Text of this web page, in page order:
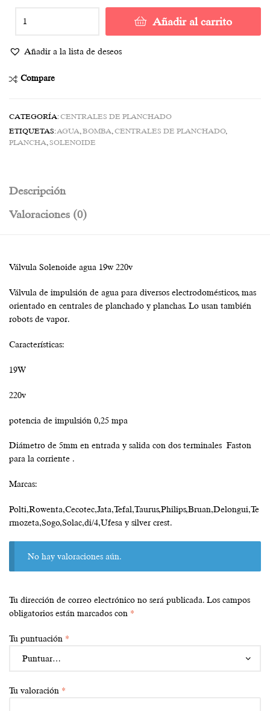
Añadir al carrito
Añadir a la lista de deseos
Compare
CATEGORÍA: CENTRALES DE PLANCHADO
ETIQUETAS:AGUA,BOMBA,CENTRALES DE PLANCHADO,
PLANCHA,SOLENOIDE
Descripción
Valoraciones (0)
Válvula Solenoide agua 19w 220v
Válvula de impulsión de agua para diversos electrodomésticos, mas
orientado en centrales de planchado y planchas. Lo usan también
robots de vapor.
Características:
19W
220v
potencia de impulsión 0,25 mpa
Diámetro de 5mm en entrada y salida con dos terminales Faston
para la corriente .
Marcas:
Polti,Rowenta,Cecotec,Jata,Tefal,Taurus,Philips,Bruan,Delongui,Te
rmozeta,Sogo,Solac,di/4,Ufesa y silver crest.
No hay valoraciones aún.
Tu dirección de correo electrónico no será publicada. Los campos
obligatorios están marcados con *
Tu puntuación *
Tu valoración *